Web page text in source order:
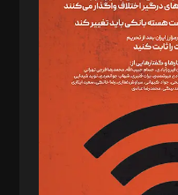
امان‌پور، سروش کرمیان،
فکرانه، فائزه فتحی